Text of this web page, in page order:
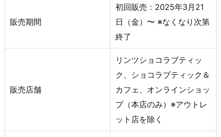
販売期間
初回販売：2025年3月21
日（金）〜 ※なくなり次第
終了
販売店舗
リンツショコラブティッ
ク、ショコラブティック＆
カフェ、オンラインショッ
プ（本店のみ）※アウトレ
ット店を除く